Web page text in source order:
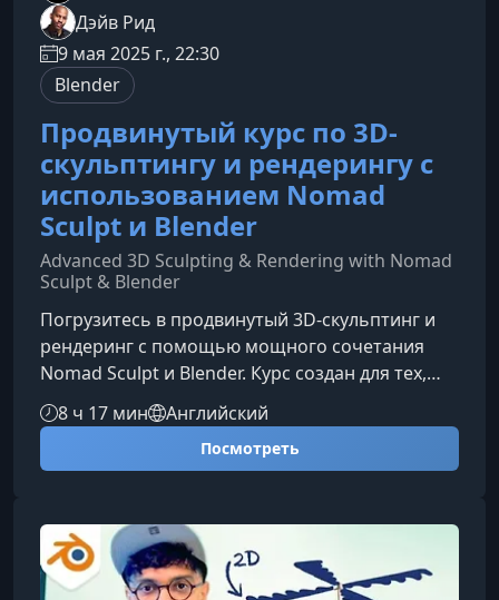
Дэйв Рид
9 мая 2025 г., 22:30
Blender
Продвинутый курс по 3D-
скульптингу и рендерингу с
использованием Nomad
Sculpt и Blender
Advanced 3D Sculpting & Rendering with Nomad
Sculpt & Blender
Погрузитесь в продвинутый 3D-скульптинг и
рендеринг с помощью мощного сочетания
Nomad Sculpt и Blender. Курс создан для тех,
кто уже знаком с основами, но хочет вывести
свои навыки на новый уровень: улучшить
художественное видение, уверенно работать с
формами и создавать выразительных
курсеВместе мы пройдём весь путь создания
персонажа — от первых простых форм до
стилизованного финального рендера. Я дета
8 ч 17 мин Английский
Посмотреть